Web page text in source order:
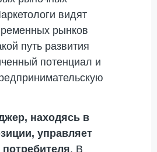
видят
рынков
путь развития
потенциал и
, находясь в
управляет
. В